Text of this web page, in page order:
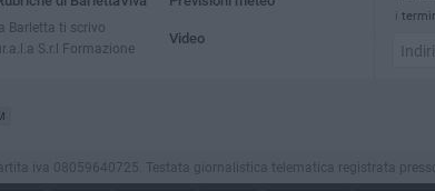
Barletta ti scrivo
S.r.l Formazione
Video
i
iva 08059640725. Testata giornalistica telematica registrata